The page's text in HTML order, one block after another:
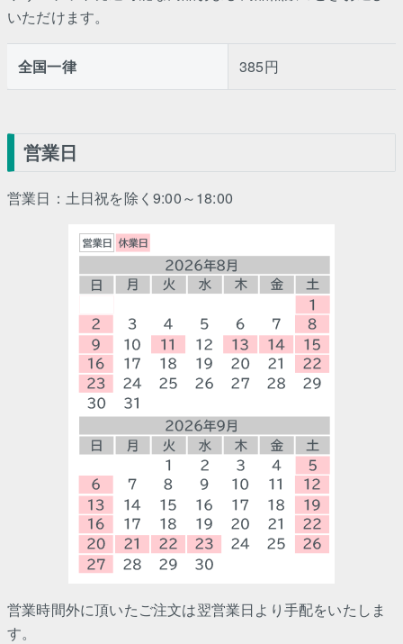
いただけます。
全国一律 385円
営業日
営業日：土日祝を除く9:00～18:00
営業時間外に頂いたご注文は翌営業日より手配をいたしま
す。